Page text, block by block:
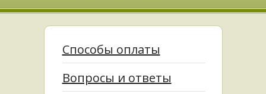
Способы оплаты
Вопросы и ответы